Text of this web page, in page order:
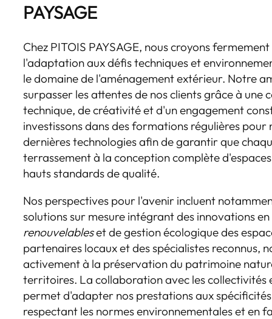
PAYSAGE
Chez PITOIS PAYSAGE, nous croyons
l'adaptation aux défis techniques et
le domaine de l'aménagement extérieur. Notre
surpasser les attentes de nos clients grâce à une
technique, de créativité et d'un engagement
investissons dans des formations régulières pour
dernières technologies afin de garantir que
terrassement à la conception complète
hauts standards de qualité.
Nos perspectives pour l'avenir incluent
solutions sur mesure intégrant des innovations
renouvelableset de gestion écologique des
partenaires locaux et des spécialistes reconnus,
activement à la préservation du patrimoine
territoires. La collaboration avec les collectivités
permet d'adapter nos prestations aux
respectant les normes environnementales et en